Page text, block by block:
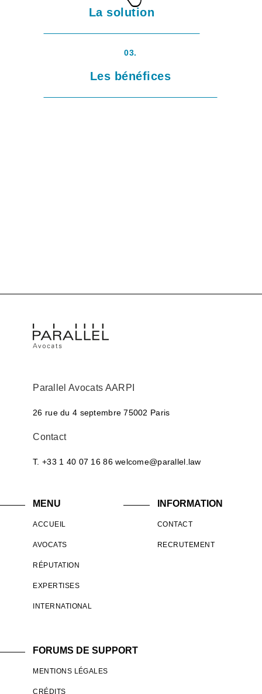
La solution
03.
Les bénéfices
Parallel Avocats AARPI
26 rue du 4 septembre 75002 Paris
Contact
T. +33 1 40 07 16 86 welcome@parallel.law
MENU
ACCUEIL
AVOCATS
RÉPUTATION
EXPERTISES
INTERNATIONAL
INFORMATION
CONTACT
RECRUTEMENT
FORUMS DE SUPPORT
MENTIONS LÉGALES
CRÉDITS